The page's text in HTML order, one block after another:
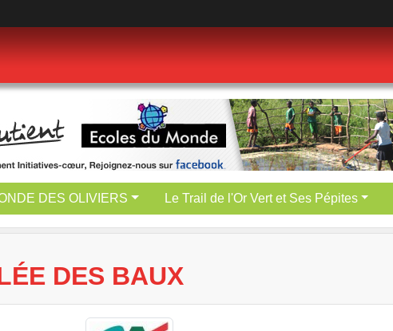
DES OLIVIERS Le Trail de l'Or Vert et Ses Pépites
DES BAUX